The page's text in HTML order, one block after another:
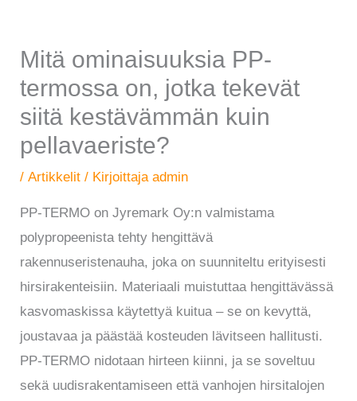
Mitä ominaisuuksia PP-
termossa on, jotka tekevät
siitä kestävämmän kuin
pellavaeriste?
/Artikkelit / Kirjoittajaadmin
PP-TERMO on Jyremark Oy:n valmistama
polypropeenista tehty hengittävä
rakennuseristenauha, joka on suunniteltu erityisesti
hirsirakenteisiin. Materiaali muistuttaa hengittävässä
kasvomaskissa käytettyä kuitua – se on kevyttä,
joustavaa ja päästää kosteuden lävitseen hallitusti.
PP-TERMO nidotaan hirteen kiinni, ja se soveltuu
sekä uudisrakentamiseen että vanhojen hirsitalojen